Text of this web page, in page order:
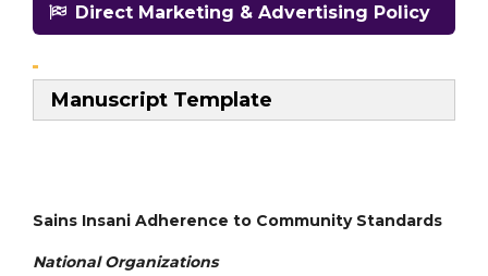
Direct Marketing & Advertising Policy
Manuscript Template
Sains Insani Adherence to Community Standards
National Organizations